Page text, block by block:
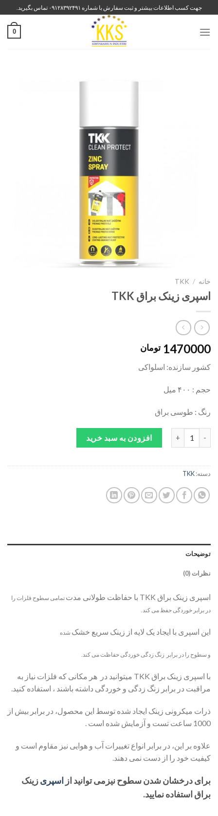
به
محتوا
جهت کسب اطلاعات بیشتر و ثبت سفارش با شماره ۰۹۱۲۸۳۹۲۴۹۱ تماس بگیرید.
0
خانه /
TKK
اسپری زینک براق TKK
1470000 تومان
کشور سازنده: اسلواکی
حجم : ۴۰۰ میل
رنگ : طوسی براق
افزودن به سبد خرید
دسته:TKK
توضیحات
نظرات (0)
اسپری زینک براق TKK با حفاظت طولانی مدت
تمامی سطوح فلزات را
در برابر خوردگی حفظ می کند.
این اسپری با ایجاد یک لایه از زینک سریع خشک شده
و سطوح را در برابر زنگ زدگی خوردگی حفاظت می کند.
با اسپری زینک براق TKK میتوانید در هر مکانی که فلزات نیاز به
مراقبت در برابر زنگ زدگی و خوردگی داشته باشند ، استفاده کنید.
ذرات میکرونی زینک ایجاد شده توسط این محصول، در برابر بیش از
1000 ساعت تست و آزمایش شده است .
علاوه بر این، در برابر انواع تغییرات آب و هوایی نیز مقاوم است و
کیفیت خود را از دست نمی دهند.
برای درخشان شدن سطوح نیزمی توانید از اسپریزینک
براق استفاده نمایید.